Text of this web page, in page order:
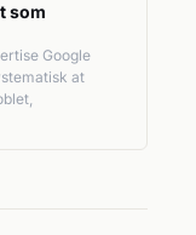
som
Google
at